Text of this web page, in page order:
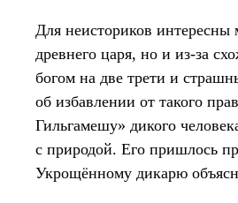
Для неисториков
древнего царя, но и из-за
богом на две трети и
об избавлении от такого
Гильгамешу» дикого
с природой. Его пришлось
Укрощённому дикарю